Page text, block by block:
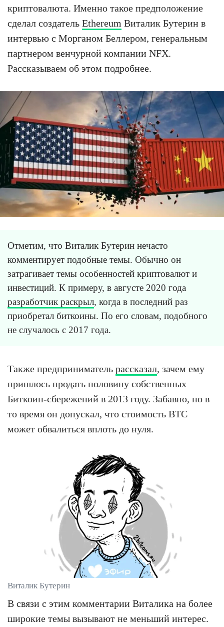
криптовалюта. Именно такое предположение
сделал создатель Ethereum Виталик Бутерин в
интервью с Морганом Беллером, генеральным
партнером венчурной компании NFX.
Рассказываем об этом подробнее.
Отметим, что Виталик Бутерин нечасто
комментирует подобные темы. Обычно он
затрагивает темы особенностей криптовалют и
инвестиций. К примеру, в августе 2020 года
разработчик раскрыл, когда в последний раз
приобретал биткоины. По его словам, подобного
не случалось с 2017 года.
Также предприниматель рассказал, зачем ему
пришлось продать половину собственных
Биткоин-сбережений в 2013 году. Забавно, но в
то время он допускал, что стоимость BTC
может обвалиться вплоть до нуля.
Виталик Бутерин
В связи с этим комментарии Виталика на более
широкие темы вызывают не меньший интерес.